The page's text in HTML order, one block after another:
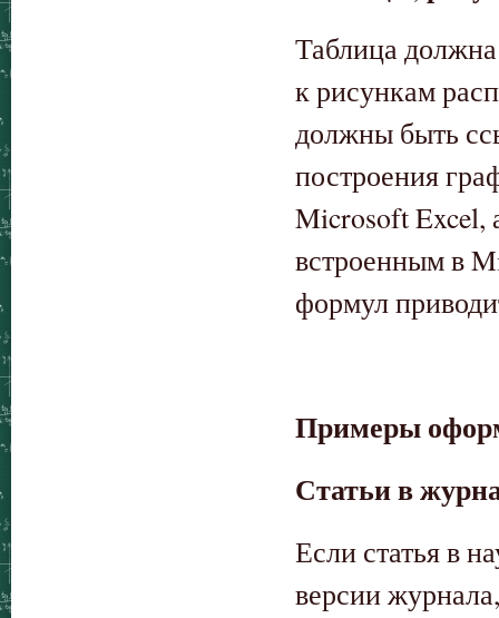
Таблица
к рисункам
должны быть
построения
Microsoft Excel,
встроенным в
формул
Примеры
Статьи в
Если статья в
версии